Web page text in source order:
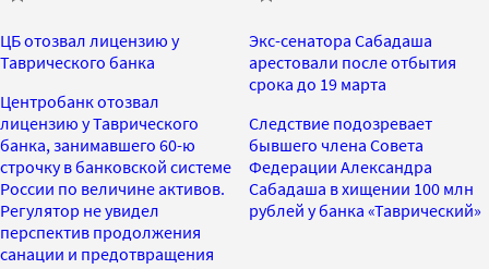
ЦБ отозвал лицензию у
Таврического банка
Центробанк отозвал
лицензию у Таврического
банка, занимавшего 60-ю
строчку в банковской системе
России по величине активов.
Регулятор не увидел
перспектив продолжения
санации и предотвращения
Экс-сенатора Сабадаша
арестовали после отбытия
срока до 19 марта
Следствие подозревает
бывшего члена Совета
Федерации Александра
Сабадаша в хищении 100 млн
рублей у банка «Таврический»